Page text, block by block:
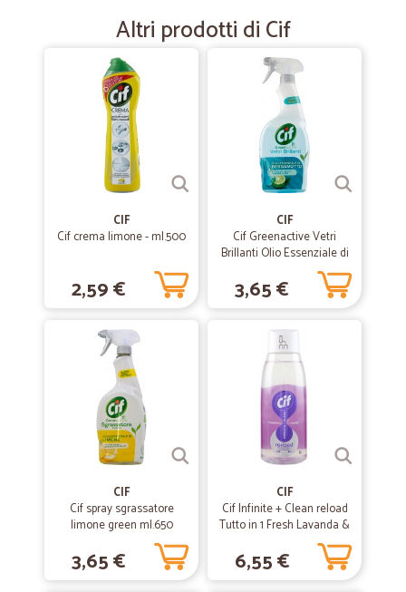
avute con il primo ordine. Tutto ben imballato e ho ricevuto l'ordine in
2 giorni! Farò anche il quinto!
—Roberto B.
Prodotti buoni e di qualità, imballaggio curato e
logistica puntuale.
Prodotti buoni e di qualità, ampia scelta personalizzata rispetto alla
grande distribuzione. Particolari i formaggi ma anche le bevande
note. L'imballaggio è sempre fatto con cura e non ho mai avuto
consegne con bottiglie rotte o altri danni. La catena del freddo è
rispettata e puntuale. Un unico spunto di miglioramento: ora che si
lavora un po' da casa ed un po' in presenza, quando non ci sono
prodotti da frigorifero, sarebbe utile poter programmare esattamente
il giorno della consegna.
—
Sono molto soddisfatta
Sono molto soddisfatta. Finalmente fare spesa online facile e
comodo! Consegne puntuali e in perfette condizioni! A..ps. .ringrazio
per i prodotti omaggo che trovo sempre nei pacchi
05/09/2020
—Giuseppe G.
Ottimo prodotto
Ottimo prodotto
Altri prodotti di Cif
CIF
Cif crema limone - ml.500
2,59 €
CIF
Cif Greenactive Vetri
Brillanti Olio Essenziale di
Bergamotto 650 ml
3,65 €
CIF
Cif spray sgrassatore
limone green ml.650
3,65 €
CIF
Cif Infinite + Clean reload
Tutto in 1 Fresh Lavanda &
Eucalipto 590 ml
6,55 €